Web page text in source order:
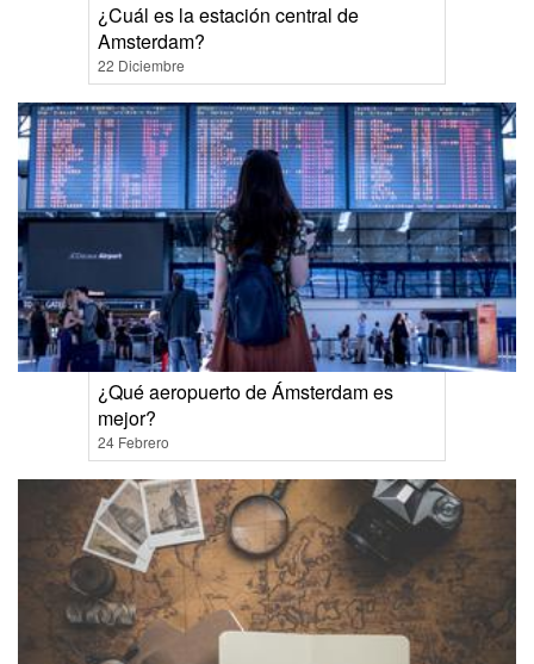
¿Cuál es la estación central de
Amsterdam?
22 Diciembre
¿Qué aeropuerto de Ámsterdam es
mejor?
24 Febrero